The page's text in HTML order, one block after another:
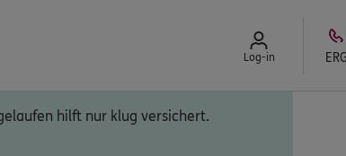
Log-in
hilft nur klug versichert.